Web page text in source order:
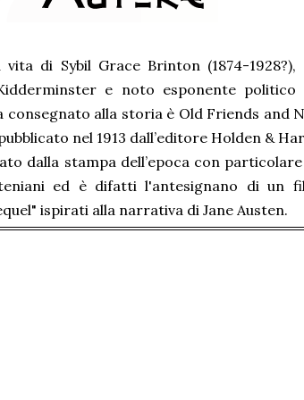
di Sybil Grace Brinton (1874-
e noto esponente politico
alla storia è Old Friends and
nel 1913 dall’editore Holden &
dalla stampa dell’epoca con
ed è difatti l'antesignano di un
ispirati alla narrativa di Jane Austen.